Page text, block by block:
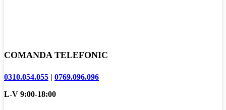
COMANDA TELEFONIC
0310.054.055 | 0769.096.096
L-V 9:00-18:00